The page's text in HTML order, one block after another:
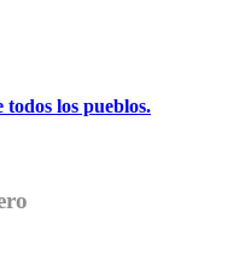
todos los pueblos.